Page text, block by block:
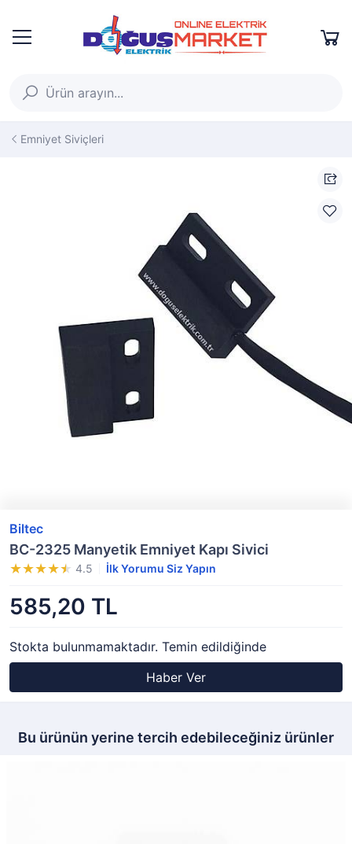
Emniyet Siviçleri
Biltec
BC-2325 Manyetik Emniyet Kapı Sivici
4.5 İlk Yorumu Siz Yapın
585,20 TL
Stokta bulunmamaktadır. Temin edildiğinde
Haber Ver
Bu ürünün yerine tercih edebileceğiniz ürünler